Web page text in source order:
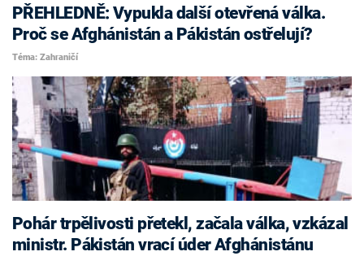
PŘEHLEDNĚ: Vypukla další otevřená válka.
Proč se Afghánistán a Pákistán ostřelují?
Téma: Zahraničí
Pohár trpělivosti přetekl, začala válka, vzkázal
ministr. Pákistán vrací úder Afghánistánu